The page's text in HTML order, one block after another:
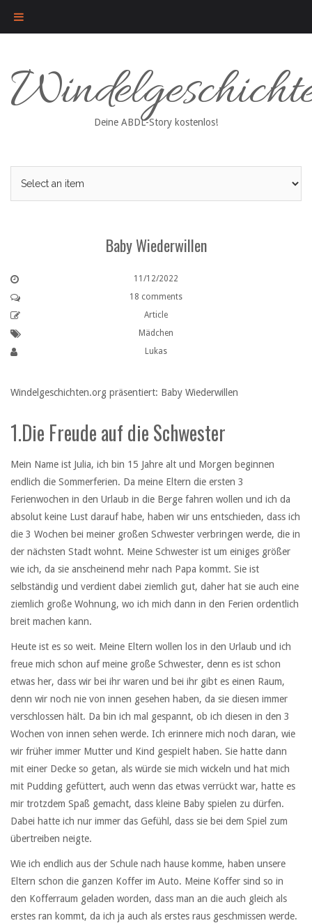
content
Deine ABDL-Story kostenlos!
Baby Wiederwillen
11/12/2022
18 comments
Article
Mädchen
Lukas
Windelgeschichten.org präsentiert: Baby Wiederwillen
1.Die Freude auf die Schwester
Mein Name ist Julia, ich bin 15 Jahre alt und Morgen beginnen
endlich die Sommerferien. Da meine Eltern die ersten 3
Ferienwochen in den Urlaub in die Berge fahren wollen und ich da
absolut keine Lust darauf habe, haben wir uns entschieden, dass ich
die 3 Wochen bei meiner großen Schwester verbringen werde, die in
der nächsten Stadt wohnt. Meine Schwester ist um einiges größer
wie ich, da sie anscheinend mehr nach Papa kommt. Sie ist
selbständig und verdient dabei ziemlich gut, daher hat sie auch eine
ziemlich große Wohnung, wo ich mich dann in den Ferien ordentlich
breit machen kann.
Heute ist es so weit. Meine Eltern wollen los in den Urlaub und ich
freue mich schon auf meine große Schwester, denn es ist schon
etwas her, dass wir bei ihr waren und bei ihr gibt es einen Raum,
denn wir noch nie von innen gesehen haben, da sie diesen immer
verschlossen hält. Da bin ich mal gespannt, ob ich diesen in den 3
Wochen von innen sehen werde. Ich erinnere mich noch daran, wie
wir früher immer Mutter und Kind gespielt haben. Sie hatte dann
mit einer Decke so getan, als würde sie mich wickeln und hat mich
mit Pudding gefüttert, auch wenn das etwas verrückt war, hatte es
mir trotzdem Spaß gemacht, dass kleine Baby spielen zu dürfen.
Dabei hatte ich nur immer das Gefühl, dass sie bei dem Spiel zum
übertreiben neigte.
Wie ich endlich aus der Schule nach hause komme, haben unsere
Eltern schon die ganzen Koffer im Auto. Meine Koffer sind so in
den Kofferraum geladen worden, dass man an die auch gleich als
erstes ran kommt, da ich ja auch als erstes raus geschmissen werde.